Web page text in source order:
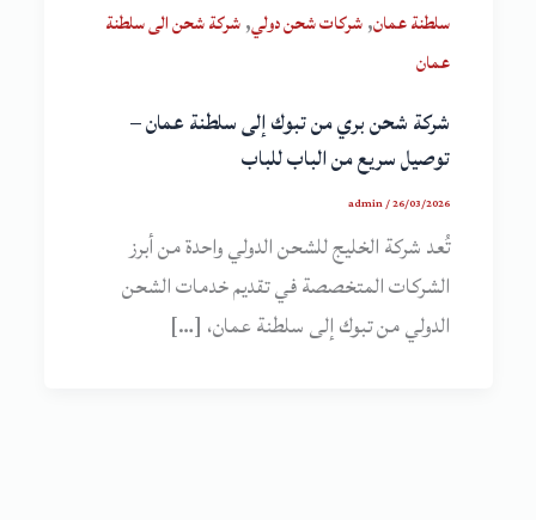
سلطنة عمان,شركات شحن دولي,شركة شحن الى سلطنة
عمان
شركة شحن بري من تبوك إلى سلطنة عمان –
توصيل سريع من الباب للباب
admin/26/03/2026
تُعد شركة الخليج للشحن الدولي واحدة من أبرز
الشركات المتخصصة في تقديم خدمات الشحن
الدولي من تبوك إلى سلطنة عمان، […]